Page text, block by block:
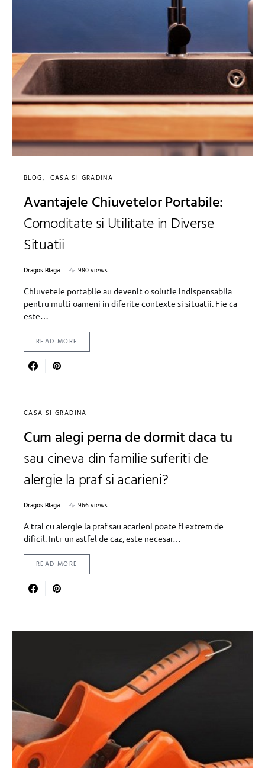
BLOG CASA SI GRADINA
Avantajele Chiuvetelor Portabile:
Comoditate si Utilitate in Diverse
Situatii
Dragos Blaga
980 views
Chiuvetele portabile au devenit o solutie indispensabila
pentru multi oameni in diferite contexte si situatii. Fie ca
este…
READ MORE
CASA SI GRADINA
Cum alegi perna de dormit daca tu
sau cineva din familie suferiti de
alergie la praf si acarieni?
Dragos Blaga
966 views
A trai cu alergie la praf sau acarieni poate fi extrem de
dificil. Intr-un astfel de caz, este necesar…
READ MORE